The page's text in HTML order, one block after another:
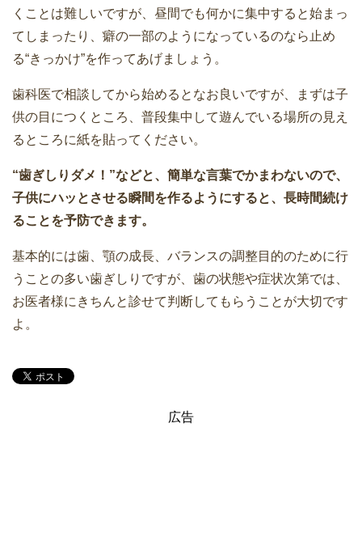
くことは難しいですが、昼間でも何かに集中すると始まっ
てしまったり、癖の一部のようになっているのなら止め
る“きっかけ”を作ってあげましょう。
歯科医で相談してから始めるとなお良いですが、まずは子
供の目につくところ、普段集中して遊んでいる場所の見え
るところに紙を貼ってください。
“歯ぎしりダメ！”などと、簡単な言葉でかまわないので、
子供にハッとさせる瞬間を作るようにすると、長時間続け
ることを予防できます。
基本的には歯、顎の成長、バランスの調整目的のために行
うことの多い歯ぎしりですが、歯の状態や症状次第では、
お医者様にきちんと診せて判断してもらうことが大切です
よ。
広告